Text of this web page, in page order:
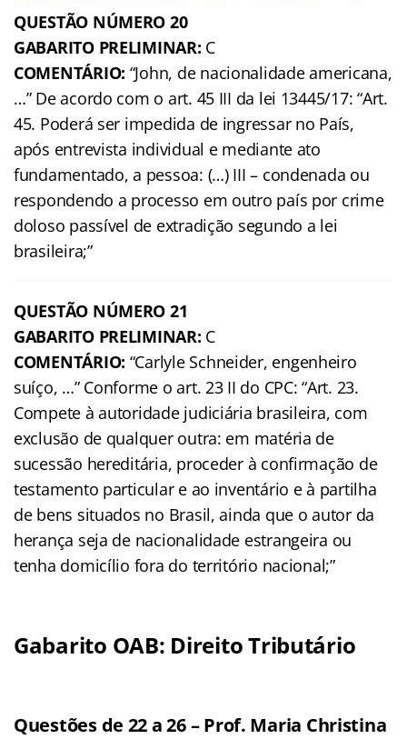
QUESTÃO NÚMERO 20
GABARITO PRELIMINAR: C
COMENTÁRIO: “John, de nacionalidade americana,
…” De acordo com o art. 45 III da lei 13445/17: “Art.
45. Poderá ser impedida de ingressar no País,
após entrevista individual e mediante ato
fundamentado, a pessoa: (…) III – condenada ou
respondendo a processo em outro país por crime
doloso passível de extradição segundo a lei
brasileira;”
QUESTÃO NÚMERO 21
GABARITO PRELIMINAR: C
COMENTÁRIO: “Carlyle Schneider, engenheiro
suíço, …” Conforme o art. 23 II do CPC: “Art. 23.
Compete à autoridade judiciária brasileira, com
exclusão de qualquer outra: em matéria de
sucessão hereditária, proceder à confirmação de
testamento particular e ao inventário e à partilha
de bens situados no Brasil, ainda que o autor da
herança seja de nacionalidade estrangeira ou
tenha domicílio fora do território nacional;”
Gabarito OAB: Direito Tributário
Questões de 22 a 26 – Prof. Maria Christina